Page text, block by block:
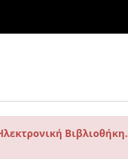
Βιβλιοθήκη.